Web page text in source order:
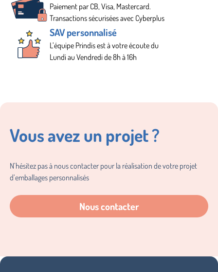
Paiement par CB, Visa, Mastercard.
Transactions sécurisées avec Cyberplus
SAV personnalisé
L’équipe Prindis est à votre écoute du
Lundi au Vendredi de 8h à 16h
Vous avez un projet ?
N’hésitez pas à nous contacter pour la réalisation de votre projet
d’emballages personnalisés
Nous contacter